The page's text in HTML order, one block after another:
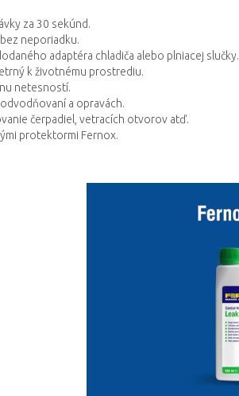
za 30 sekúnd.
neporiadku.
adaptéra chladiča alebo plniacej slučky.
k životnému prostrediu.
netesností.
a opravách.
čerpadiel, vetracích otvorov atď.
protektormi Fernox.